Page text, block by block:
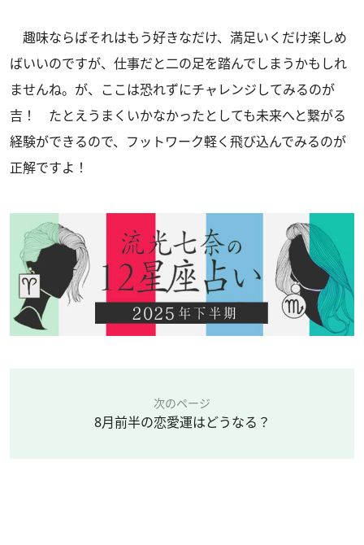
趣味ならばそれはもう好きなだけ、満足いくだけ楽しめ
ばいいのですが、仕事だと二の足を踏んでしまうかもしれ
ませんね。が、ここは恐れずにチャレンジしてみるのが
吉！ たとえうまくいかなかったとしても未来へと繋がる
経験ができるので、フットワーク軽く飛び込んでみるのが
正解ですよ！
次のページ
8月前半の恋愛運はどうなる？